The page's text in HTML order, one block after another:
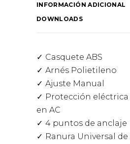
INFORMACIÓN ADICIONAL
DOWNLOADS
Casquete ABS
Arnés Polietileno
Ajuste Manual
Protección
en AC
4 puntos de anclaje
Ranura Universal